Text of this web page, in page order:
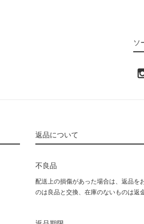
ソ
返品について
不良品
配送上の損傷があった場合は、返品を
のは良品と交換、在庫のないものは返